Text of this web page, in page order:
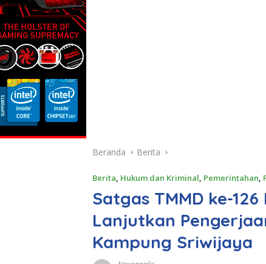
Beranda Berita
Berita, Hukum dan Kriminal, Pemerintahan,
Satgas TMMD ke-
Lanjutkan
Kampung Sriwijaya